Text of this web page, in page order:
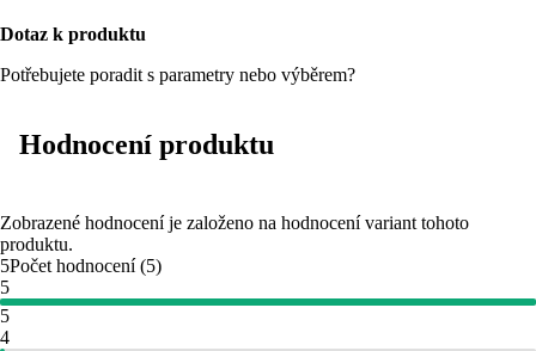
Dotaz k produktu
Potřebujete poradit s parametry nebo výběrem?
Hodnocení produktu
Zobrazené hodnocení je založeno na hodnocení variant tohoto
produktu.
5Počet hodnocení(5)
5
5
4